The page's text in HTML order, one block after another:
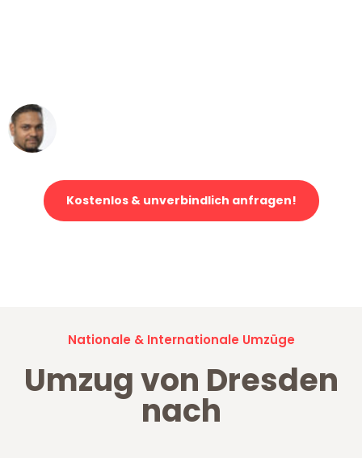
Kostenlos & unverbindlich anfragen!
Nationale & Internationale Umzüge
Umzug von Dresden
nach